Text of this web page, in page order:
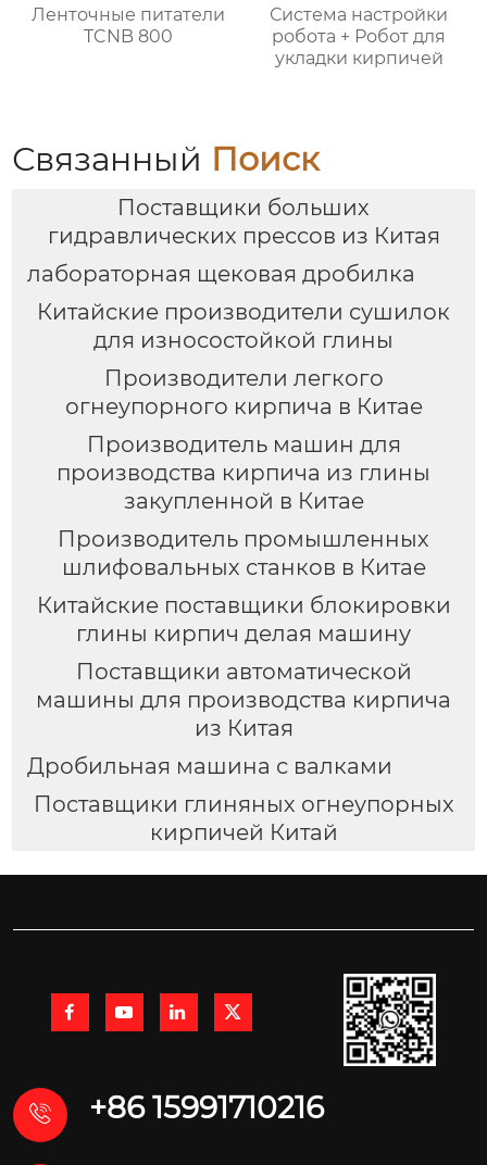
Ленточные питатели
TCNB 800
Система настройки
робота + Робот для
укладки кирпичей
Связанный Поиск
Поставщики больших
гидравлических прессов из Китая
лабораторная щековая дробилка
Китайские производители сушилок
для износостойкой глины
Производители легкого
огнеупорного кирпича в Китае
Производитель машин для
производства кирпича из глины
закупленной в Китае
Производитель промышленных
шлифовальных станков в Китае
Китайские поставщики блокировки
глины кирпич делая машину
Поставщики автоматической
машины для производства кирпича
из Китая
Дробильная машина с валками
Поставщики глиняных огнеупорных
кирпичей Китай
   
 +86 15991710216